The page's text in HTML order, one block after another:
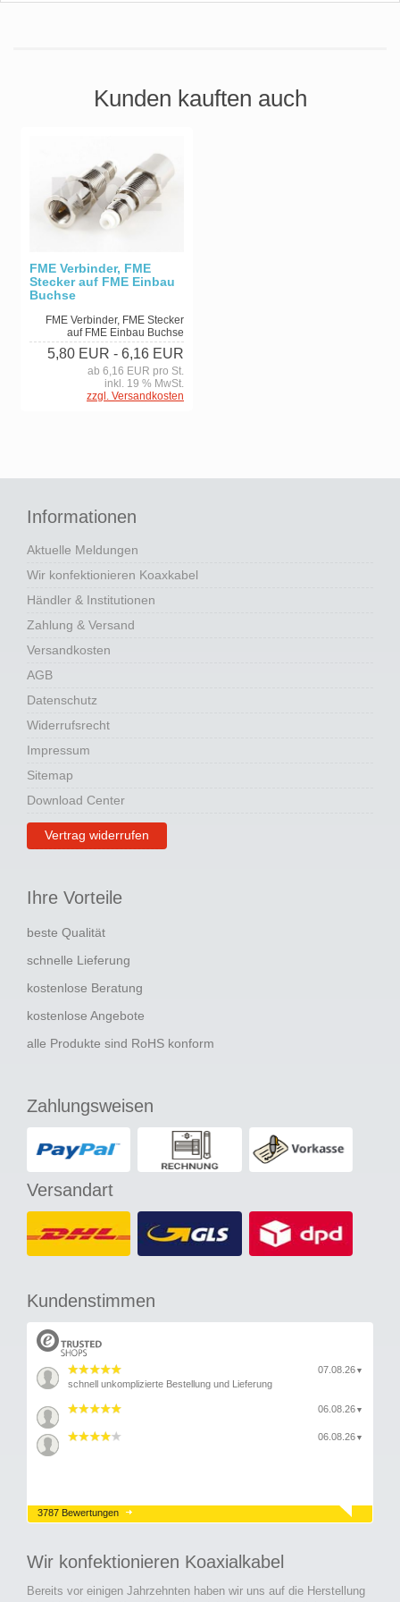
Kunden kauften auch
FME Verbinder, FME
Stecker auf FME Einbau
Buchse
FME Verbinder, FME Stecker
auf FME Einbau Buchse
5,80 EUR - 6,16 EUR
ab 6,16 EUR pro St.
inkl. 19 % MwSt.
zzgl. Versandkosten
Informationen
Aktuelle Meldungen
Wir konfektionieren Koaxkabel
Händler & Institutionen
Zahlung & Versand
Versandkosten
AGB
Datenschutz
Widerrufsrecht
Impressum
Sitemap
Download Center
Vertrag widerrufen
Ihre Vorteile
beste Qualität
schnelle Lieferung
kostenlose Beratung
kostenlose Angebote
alle Produkte sind RoHS konform
Zahlungsweisen
Versandart
Kundenstimmen
07.08.26 ▼
schnell unkomplizierte Bestellung und Lieferung
06.08.26 ▼
06.08.26 ▼
3787 Bewertungen
Wir konfektionieren Koaxialkabel
Bereits vor einigen Jahrzehnten haben wir uns auf die Herstellung